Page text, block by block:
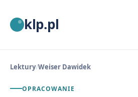
klp.pl
Lektury/Weiser Dawidek
OPRACOWANIE